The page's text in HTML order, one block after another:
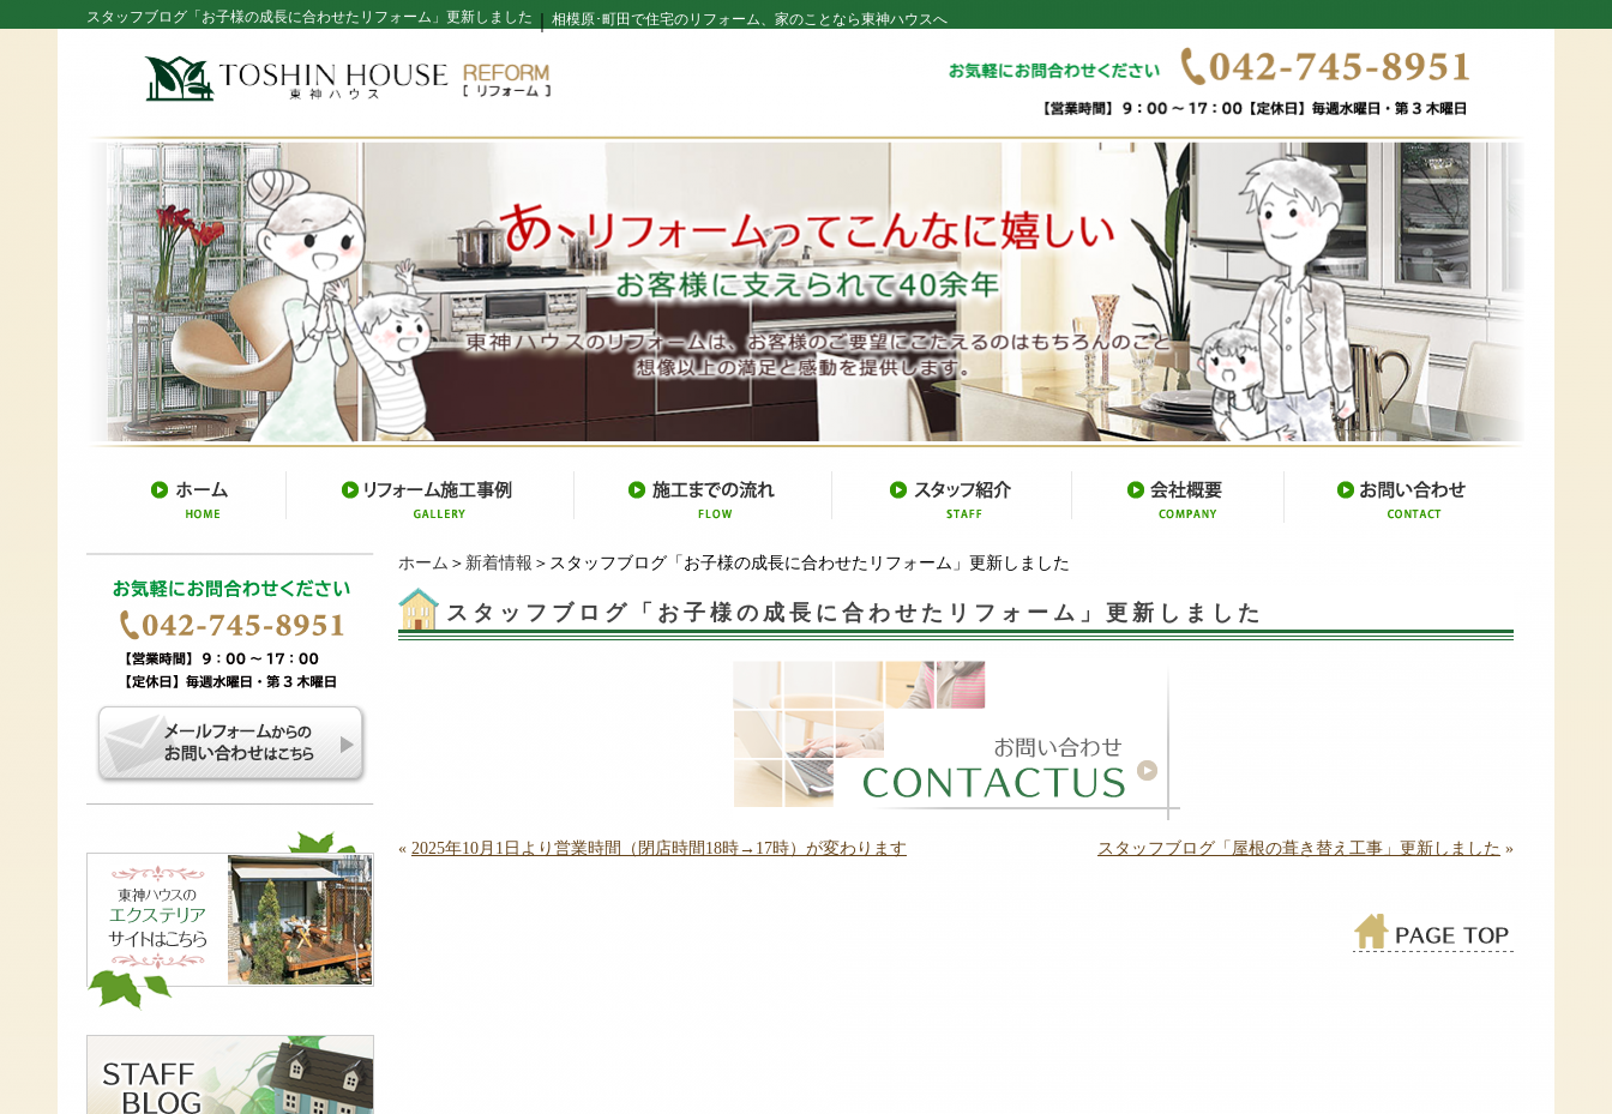
スタッフブログ「お子様の成長に合わせたリフォーム」更新しました 相模原･町田で住宅のリフォーム、家のことなら東神ハウスへ
ホーム ＞ 新着情報 ＞スタッフブログ「お子様の成長に合わせたリフォーム」更新しました
スタッフブログ「お子様の成長に合わせたリフォーム」更新しました
« 2025年10月1日より営業時間（閉店時間18時→17時）が変わります スタッフブログ「屋根の葺き替え工事」更新しました »